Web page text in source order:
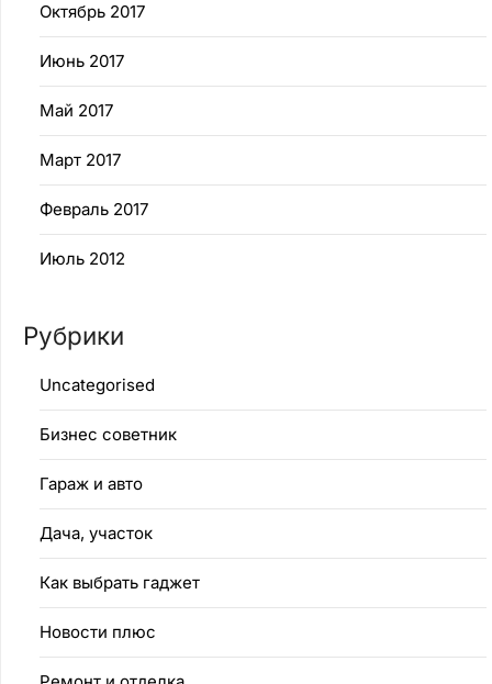
Октябрь 2017
Июнь 2017
Май 2017
Март 2017
Февраль 2017
Июль 2012
Рубрики
Uncategorised
Бизнес советник
Гараж и авто
Дача, участок
Как выбрать гаджет
Новости плюс